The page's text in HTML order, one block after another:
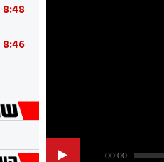
00:00
8:48
8:46